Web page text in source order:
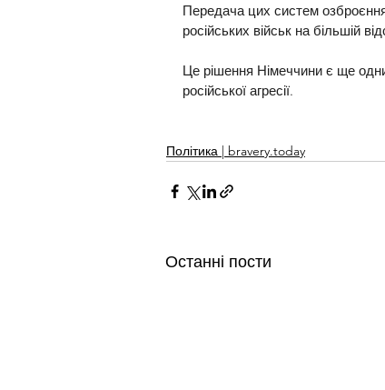
Передача цих систем
російських військ на більшій
Це рішення Німеччини є ще
російської агресії.
Політика | bravery.today
Останні пости